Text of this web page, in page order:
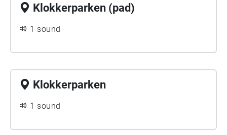
Klokkerparken (pad)
1 sound
Klokkerparken
1 sound